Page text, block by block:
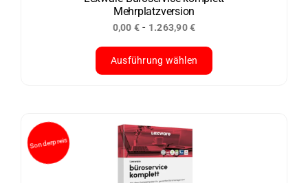
Produktseite
gewählt
werden
Mehrplatzversion
0,00 € - 1.263,90€
Ausführung wählen
mehrere
Varianten